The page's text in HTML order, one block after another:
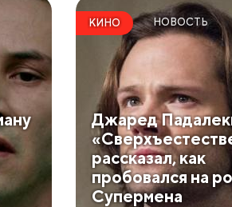
КИНО НОВОСТЬ
Джаред
рассказал, как
пробовался на
Супермена